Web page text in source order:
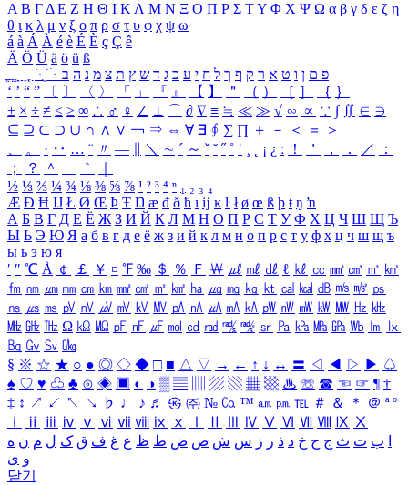
Α Β ΓΔ Ε Ζ Η Θ Ι ΚΛ Μ Ν Ξ Ο Π Ρ Σ ΤΥ Φ Χ Ψ Ω α β γ δ ε ζ η
θ ι κ λ μ ν ξ ο π ρ σ τ υ φ χ ψ ω
á à Á À é è É È ç Ç ê
Ä Ö Ü ä ö ü ß
ִֶֹ ֻּ ׁׂ פ ם ן ו ט א ר ק ף ך ל ח י ע כ ג ד ש ץ ת צ מ נ ה ב
‘ ’ “ ” 〔 〕 〈 〉 「 」 『 』 【 】 ＂ （ ） ［ ］ ｛ ｝
± × ÷ ≠ ≤ ≥ ∞ ∴ ♂ ♀ ∠ ⊥ ⌒ ∂ ∇ ≡ ≒ ≪ ≫ √ ∽ ∝ ∵ ∫ ∬ ∈ ∋
⊆ ⊇ ⊂ ⊃ ∪ ∩ ∧ ∨ ￢ ⇒ ⇔ ∀ ∃ ∮ ∑ ∏ ＋ － ＜ ＝
＞
、
。 · ‥ … ¨ 〃 ― ＼ ∼ ´ ～ ˇ ˘ ˝ ˚ ˙ ¸ ¡ ¿ ː ！ ＇ ， ． ／
：
；
？ ＾ ｀
½ ⅓ ⅔ ¼ ¾ ⅛ ⅜ ⅝ ⅞ ¹ ² ³ ⁴ ⁿ ₁ ₂ ₃ ₄
Æ Ð Ħ Ĳ Ł Ø Œ Þ Ŧ Ŋ æ đ ð ħ ı ĳ ĸ ŀ ł ø œ ß þ ŧ ŋ ŉ
А Б В Г Д Е Ё Ж З И Й К Л М Н О П Р С Т У Ф Х Ц Ч Ш Щ Ъ
Ы Ь Э Ю Я а б в г д е ё ж з и й к л м н о п р с т у ф х ц ч ш щ ъ
ы ь э ю я
′ ″ ℃ Å ￠ ￡ ￥ ¤ ℉ ‰ ＄ ％ Ｆ ￦ ㎕ ㎖ ㎗ ℓ ㎘ ㏄ ㎣ ㎤ ㎥ ㎦
㎙ ㎚ ㎛ ㎜ ㎝ ㎞ ㎟ ㎠ ㎡ ㎢ ㏊ ㎍ ㎎ ㎏ ㏏ ㎈ ㎉ ㏈ ㎧ ㎨ ㎰
㎱ ㎲ ㎳ ㎴ ㎵ ㎶ ㎷ ㎸ ㎹ ㎀ ㎁ ㎂ ㎃ ㎄ ㎺ ㎻ ㎽ ㎾ ㎿ ㎐ ㎑
㎒ ㎓ ㎔ Ω ㏀ ㏁ ㎊ ㎋ ㎌ ㏖ ㏅ ㎭ ㎮ ㎯ ㏛ ㎩ ㎪ ㎫ ㎬ ㏝ ㏐
㏓
㏃ ㏉ ㏜ ㏆
§ ※ ☆ ★ ○ ● ◎ ◇ ◆ □ ■ △ ▽ → ← ↑ ↓ ↔ 〓 ◁ ◀ ▷ ▶ ♤
♠ ♡ ♥ ♧ ♣ ⊙ ◈ ▣ ◐ ◑ ▒ ▤ ▨ ▧ ▦ ▩ ♨ ☏ ☎ ☜ ☞ ¶ †
‡ ↕ ↗ ↙ ↖ ↘ ♭ ♩ ♪ ♬ ㉿ ㈜ № ㏇ ™ ㏂ ㏘ ℡ ＃ ＆ ＊ ＠ ª º
ⅰ
ⅱ ⅲ ⅳ ⅴ ⅵ ⅶ ⅷ ⅸ ⅹ Ⅳ Ⅴ Ⅵ Ⅶ Ⅷ Ⅸ Ⅹ
ب ت ث ج ح خ د ذ ر ز س ش ص ض ط ظ ع غ ف ق ک ل م ن ه
و ی
닫기